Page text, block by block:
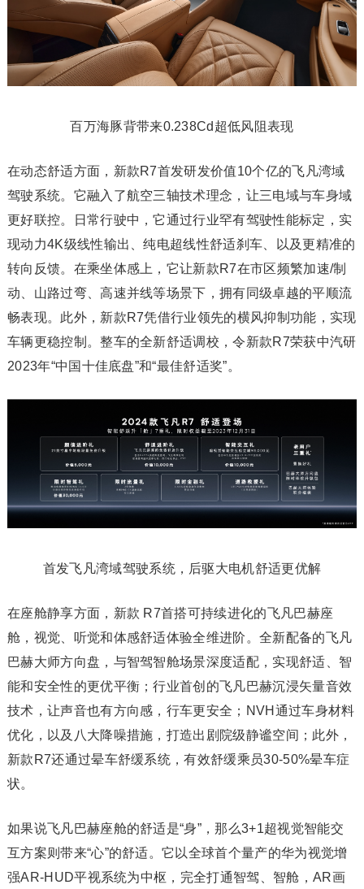
百万海豚背带来0.238Cd超低风阻表现
在动态舒适方面，新款R7首发研发价值10个亿的飞凡湾域
驾驶系统。它融入了航空三轴技术理念，让三电域与车身域
更好联控。日常行驶中，它通过行业罕有驾驶性能标定，实
现动力4K级线性输出、纯电超线性舒适刹车、以及更精准的
转向反馈。在乘坐体感上，它让新款R7在市区频繁加速/制
动、山路过弯、高速并线等场景下，拥有同级卓越的平顺流
畅表现。此外，新款R7凭借行业领先的横风抑制功能，实现
车辆更稳控制。整车的全新舒适调校，令新款R7荣获中汽研
2023年“中国十佳底盘”和“最佳舒适奖”。
首发飞凡湾域驾驶系统，后驱大电机舒适更优解
在座舱静享方面，新款 R7首搭可持续进化的飞凡巴赫座
舱，视觉、听觉和体感舒适体验全维进阶。全新配备的飞凡
巴赫大师方向盘，与智驾智舱场景深度适配，实现舒适、智
能和安全性的更优平衡；行业首创的飞凡巴赫沉浸矢量音效
技术，让声音也有方向感，行车更安全；NVH通过车身材料
优化，以及八大降噪措施，打造出剧院级静谧空间；此外，
新款R7还通过晕车舒缓系统，有效舒缓乘员30-50%晕车症
状。
如果说飞凡巴赫座舱的舒适是“身”，那么3+1超视觉智能交
互方案则带来“心”的舒适。它以全球首个量产的华为视觉增
强AR-HUD平视系统为中枢，完全打通智驾、智舱，AR画